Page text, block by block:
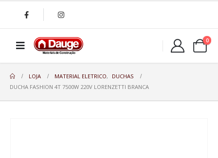
0
LOJA MATERIAL ELETRICO,
DUCHAS
DUCHA FASHION 4T 7500W 220V LORENZETTI BRANCA